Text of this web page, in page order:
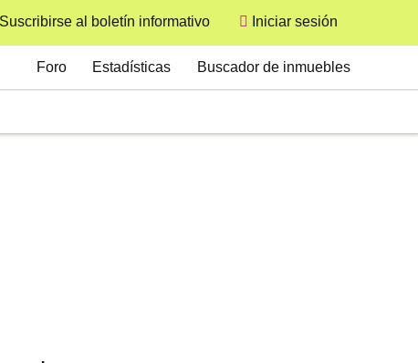
Suscribirse al boletín informativo
User
Iniciar sesión
Foro Estadísticas Buscador de inmuebles